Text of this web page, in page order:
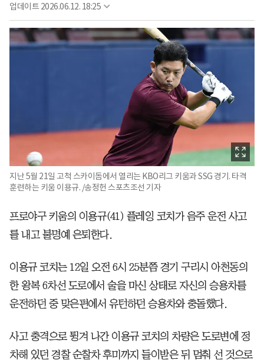
업데이트 2026.06.12. 18:25
지난 5월 21일 고척 스카이돔에서 열리는 KBO리그 키움과 SSG 경기. 타격
훈련하는 키움 이용규. /송정헌 스포츠조선 기자
프로야구 키움의 이용규(41) 플레잉 코치가 음주 운전 사고
를 내고 불명예 은퇴한다.
이용규 코치는 12일 오전 6시 25분쯤 경기 구리시 아천동의
한 왕복 6차선 도로에서 술을 마신 상태로 자신의 승용차를
운전하던 중 맞은편에서 유턴하던 승용차와 충돌했다.
사고 충격으로 튕겨 나간 이용규 코치의 차량은 도로변에 정
차해 있던 경찰 순찰차 후미까지 들이받은 뒤 멈춰 선 것으로